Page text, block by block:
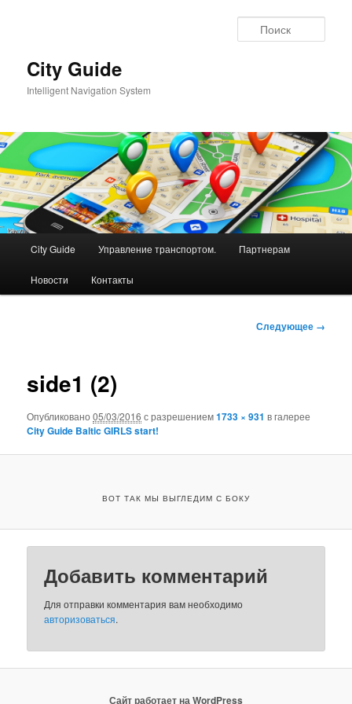
City Guide
Intelligent Navigation System
City Guide Управление транспортом. Партнерам
Новости Контакты
Навигация
Следующее →
side1 (2)
Опубликовано05/03/2016 с разрешением1733 × 931 в галерее
City Guide Baltic GIRLS start!
ВОТ ТАК МЫ ВЫГЛЕДИМ С БОКУ
Добавить комментарий
Для отправки комментария вам необходимо
авторизоваться.
Сайт работает на WordPress